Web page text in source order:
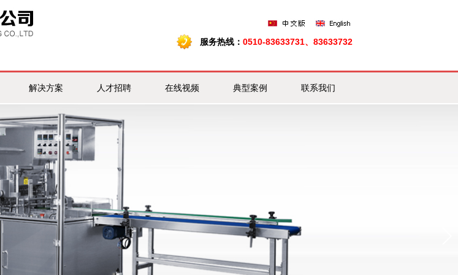
服务热线： 0510-83633731、83633732
解决方案 人才招聘 在线视频 典型案例 联系我们